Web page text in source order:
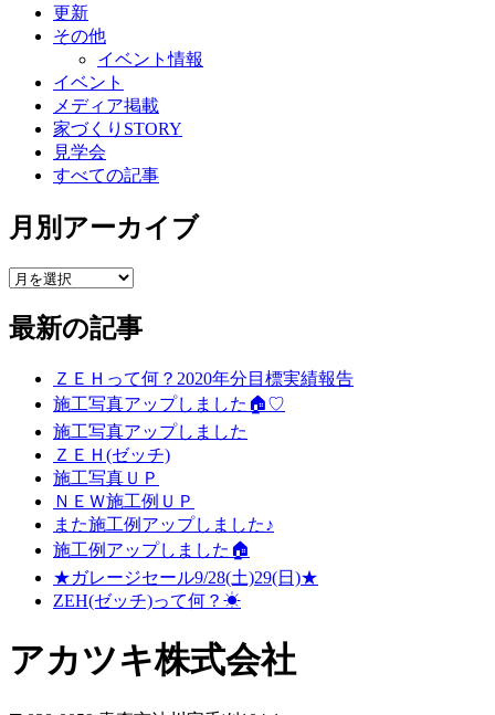
更新
その他
イベント情報
イベント
メディア掲載
家づくりSTORY
見学会
すべての記事
月別アーカイブ
最新の記事
ＺＥＨって何？2020年分目標実績報告
施工写真アップしました🏠♡
施工写真アップしました
ＺＥＨ(ゼッチ)
施工写真ＵＰ
ＮＥＷ施工例ＵＰ
また施工例アップしました♪
施工例アップしました🏠
★ガレージセール9/28(土)29(日)★
ZEH(ゼッチ)って何？☀
アカツキ株式会社